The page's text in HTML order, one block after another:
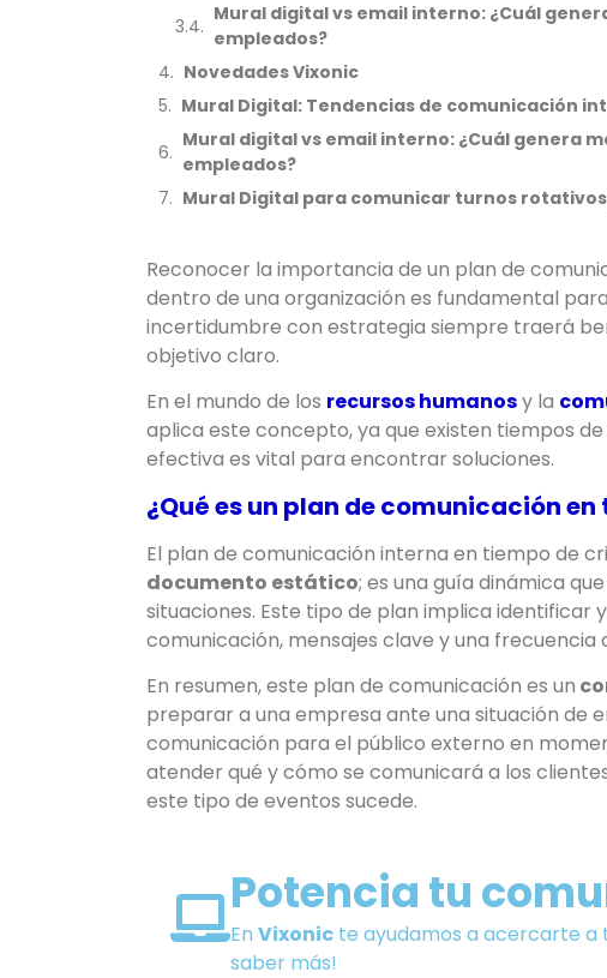
Mural digital vs email interno: ¿Cuál
empleados?
Novedades Vixonic
Mural Digital: Tendencias de comunicación
Mural digital vs email interno: ¿Cuál genera
empleados?
Mural Digital para comunicar turnos
Reconocer la importancia de un plan de
dentro de una organización es fundamental
incertidumbre con estrategia siempre traerá
objetivo claro.
En el mundo de los recursos humanosy la
aplica este concepto, ya que existen tiempos
efectiva es vital para encontrar soluciones.
¿Qué es un plan de comunicación
El plan de comunicación interna en tiempo de
documento estático; es una guía dinámica
situaciones. Este tipo de plan implica identificar
comunicación, mensajes clave y una frecuencia
En resumen, este plan de comunicación es un
preparar a una empresa ante una situación de
comunicación para el público externo en
atender qué y cómo se comunicará a los
este tipo de eventos sucede.
Potencia tu
En Vixonic te ayudamos a acercarte a
saber más!